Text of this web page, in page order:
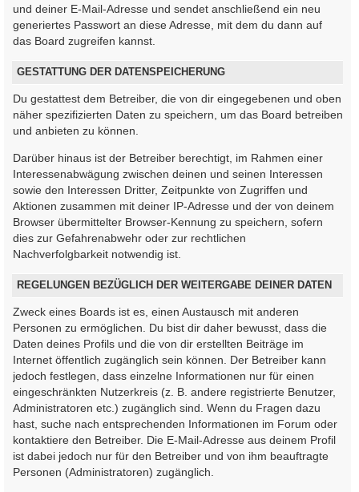
und deiner E-Mail-Adresse und sendet anschließend ein neu
generiertes Passwort an diese Adresse, mit dem du dann auf
das Board zugreifen kannst.
GESTATTUNG DER DATENSPEICHERUNG
Du gestattest dem Betreiber, die von dir eingegebenen und oben
näher spezifizierten Daten zu speichern, um das Board betreiben
und anbieten zu können.
Darüber hinaus ist der Betreiber berechtigt, im Rahmen einer
Interessenabwägung zwischen deinen und seinen Interessen
sowie den Interessen Dritter, Zeitpunkte von Zugriffen und
Aktionen zusammen mit deiner IP-Adresse und der von deinem
Browser übermittelter Browser-Kennung zu speichern, sofern
dies zur Gefahrenabwehr oder zur rechtlichen
Nachverfolgbarkeit notwendig ist.
REGELUNGEN BEZÜGLICH DER WEITERGABE DEINER DATEN
Zweck eines Boards ist es, einen Austausch mit anderen
Personen zu ermöglichen. Du bist dir daher bewusst, dass die
Daten deines Profils und die von dir erstellten Beiträge im
Internet öffentlich zugänglich sein können. Der Betreiber kann
jedoch festlegen, dass einzelne Informationen nur für einen
eingeschränkten Nutzerkreis (z. B. andere registrierte Benutzer,
Administratoren etc.) zugänglich sind. Wenn du Fragen dazu
hast, suche nach entsprechenden Informationen im Forum oder
kontaktiere den Betreiber. Die E-Mail-Adresse aus deinem Profil
ist dabei jedoch nur für den Betreiber und von ihm beauftragte
Personen (Administratoren) zugänglich.